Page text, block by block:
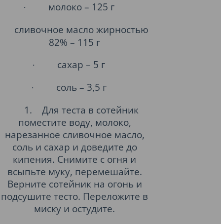
·
молоко – 125 г
сливочное масло жирностью
82% – 115 г
· сахар – 5 г
·
соль – 3,5 г
1.
Для теста в сотейник
поместите воду, молоко,
нарезанное сливочное масло,
соль и сахар и доведите до
кипения. Снимите с огня и
всыпьте муку, перемешайте.
Верните сотейник на огонь и
подсушите тесто. Переложите в
миску и остудите.